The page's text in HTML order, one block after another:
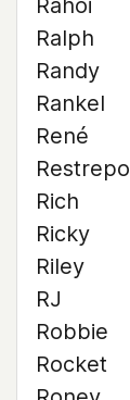
Rahoi
Ralph
Randy
Rankel
René
Restrepo
Rich
Ricky
Riley
RJ
Robbie
Rocket